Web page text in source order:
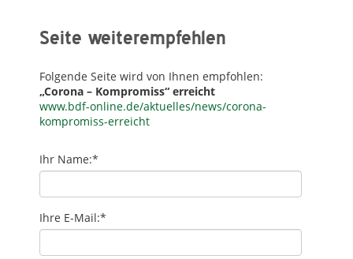
Seite weiterempfehlen
Folgende Seite wird von Ihnen empfohlen:
„Corona – Kompromiss“ erreicht
www.bdf-online.de/aktuelles/news/corona-
kompromiss-erreicht
Ihr Name:*
Ihre E-Mail:*